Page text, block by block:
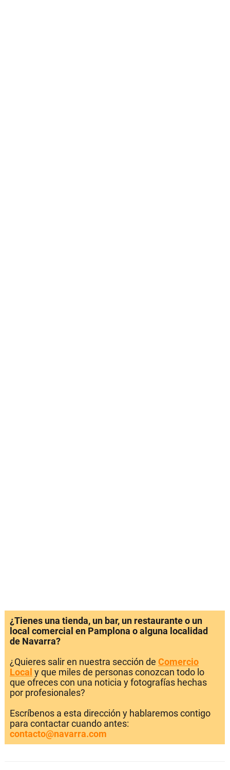
¿Tienes una tienda, un bar, un restaurante o un
local comercial en Pamplona o alguna localidad
de Navarra?
¿Quieres salir en nuestra sección de Comercio
Local y que miles de personas conozcan todo lo
que ofreces con una noticia y fotografías hechas
por profesionales?
Escríbenos a esta dirección y hablaremos contigo
para contactar cuando antes:
contacto@navarra.com